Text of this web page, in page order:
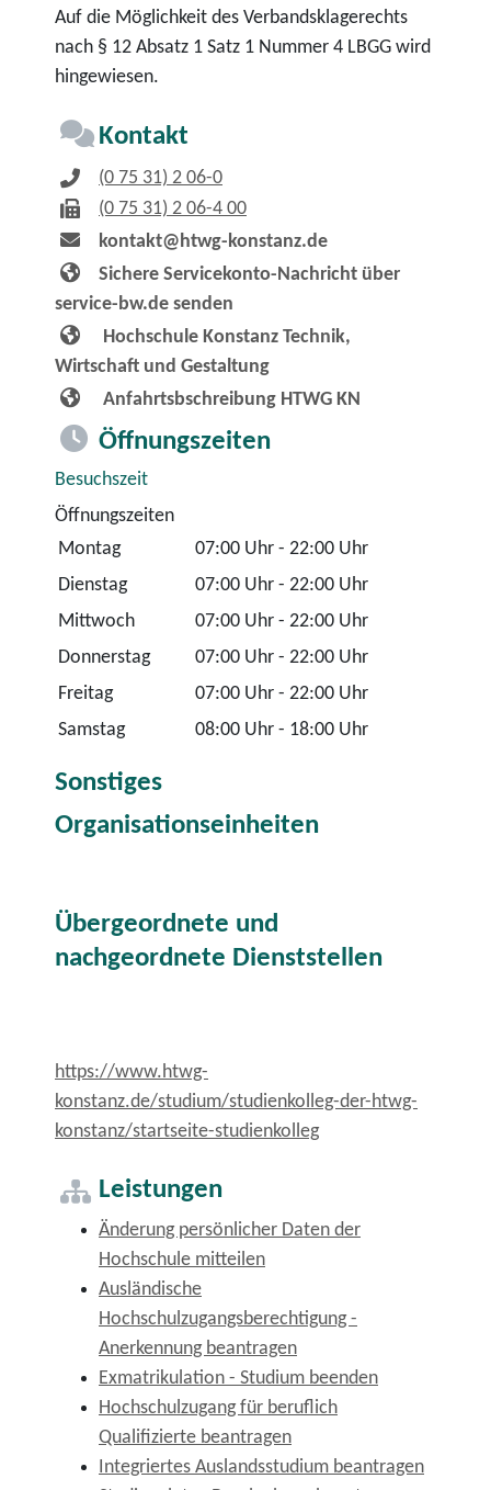
Auf die Möglichkeit des Verbandsklagerechts
nach § 12 Absatz 1 Satz 1 Nummer 4 LBGG wird
hingewiesen.
Kontakt
(0 75 31) 2 06-0
(0 75 31) 2 06-4 00
kontakt@htwg-konstanz.de
Sichere Servicekonto-Nachricht über
service-bw.de senden
Hochschule Konstanz Technik,
Wirtschaft und Gestaltung
Anfahrtsbschreibung HTWG KN
Öffnungszeiten
Besuchszeit
Öffnungszeiten
Montag
07:00 Uhr - 22:00 Uhr
Dienstag
07:00 Uhr - 22:00 Uhr
Mittwoch
07:00 Uhr - 22:00 Uhr
Donnerstag
07:00 Uhr - 22:00 Uhr
Freitag
07:00 Uhr - 22:00 Uhr
Samstag
08:00 Uhr - 18:00 Uhr
Sonstiges
Organisationseinheiten
Übergeordnete und
nachgeordnete Dienststellen
https://www.htwg-
konstanz.de/studium/studienkolleg-der-htwg-
konstanz/startseite-studienkolleg
Leistungen
Änderung persönlicher Daten der
Hochschule mitteilen
Ausländische
Hochschulzugangsberechtigung -
Anerkennung beantragen
Exmatrikulation - Studium beenden
Hochschulzugang für beruflich
Qualifizierte beantragen
Integriertes Auslandsstudium beantragen